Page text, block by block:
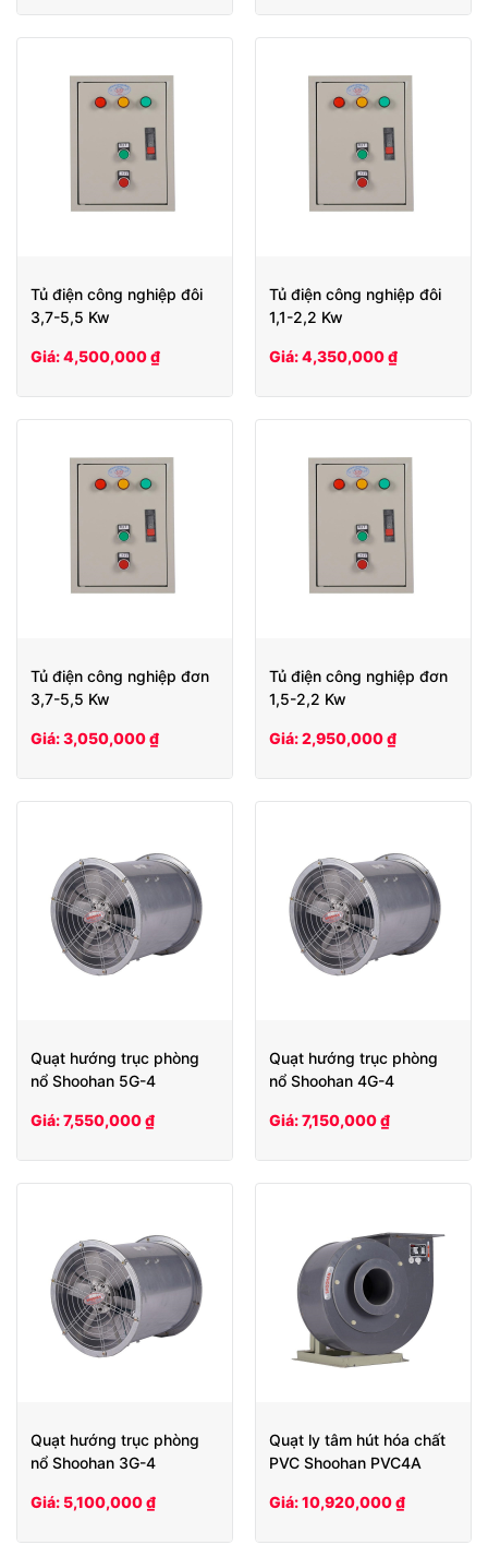
Tủ điện công nghiệp đôi
3,7-5,5 Kw
Giá: 4,500,000 ₫
Tủ điện công nghiệp đôi
1,1-2,2 Kw
Giá: 4,350,000 ₫
Tủ điện công nghiệp đơn
3,7-5,5 Kw
Giá: 3,050,000 ₫
Tủ điện công nghiệp đơn
1,5-2,2 Kw
Giá: 2,950,000 ₫
Quạt hướng trục phòng
nổ Shoohan 5G-4
Giá: 7,550,000 ₫
Quạt hướng trục phòng
nổ Shoohan 4G-4
Giá: 7,150,000 ₫
Quạt hướng trục phòng
nổ Shoohan 3G-4
Giá: 5,100,000 ₫
Quạt ly tâm hút hóa chất
PVC Shoohan PVC4A
Giá: 10,920,000 ₫